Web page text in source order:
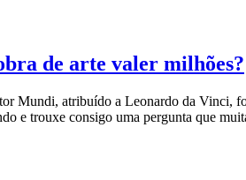
de arte valer milhões?
Mundi, atribuído a Leonardo da Vinci,
e trouxe consigo uma pergunta que